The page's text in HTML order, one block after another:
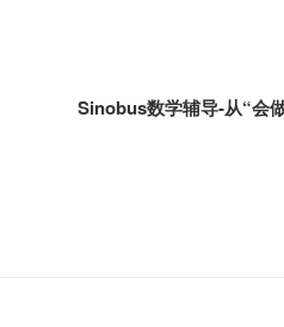
Sinobus数学辅导-从“会